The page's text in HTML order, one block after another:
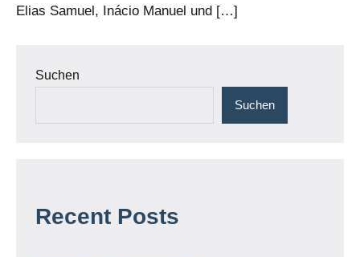
Elias Samuel, Inácio Manuel und […]
Suchen
Suchen
Recent Posts